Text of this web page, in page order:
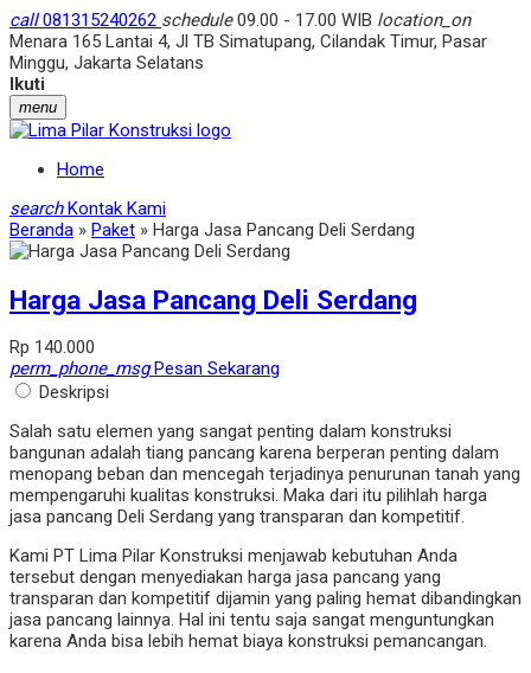
call081315240262 schedule09.00 - 17.00 WIB location_on
Menara 165 Lantai 4, Jl TB Simatupang, Cilandak Timur, Pasar
Minggu, Jakarta Selatans
Ikuti
menu
Home
search Kontak Kami
Beranda » Paket » Harga Jasa Pancang Deli Serdang
Harga Jasa Pancang Deli Serdang
Rp 140.000
perm_phone_msgPesan Sekarang
Deskripsi
Salah satu elemen yang sangat penting dalam konstruksi
bangunan adalah tiang pancang karena berperan penting dalam
menopang beban dan mencegah terjadinya penurunan tanah yang
mempengaruhi kualitas konstruksi. Maka dari itu pilihlah harga
jasa pancang Deli Serdang yang transparan dan kompetitif.
Kami PT Lima Pilar Konstruksi menjawab kebutuhan Anda
tersebut dengan menyediakan harga jasa pancang yang
transparan dan kompetitif dijamin yang paling hemat dibandingkan
jasa pancang lainnya. Hal ini tentu saja sangat menguntungkan
karena Anda bisa lebih hemat biaya konstruksi pemancangan.